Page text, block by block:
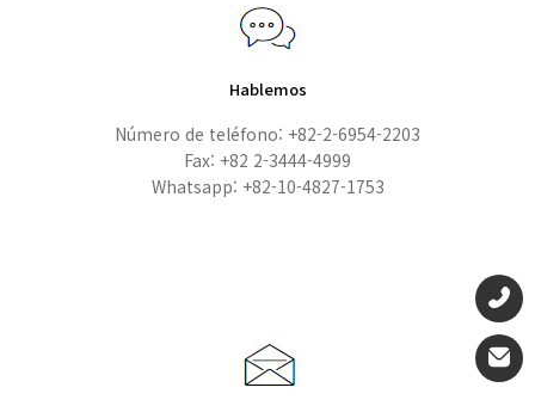
Hablemos
Número de teléfono: +82-2-6954-2203
Fax: +82 2-3444-4999
Whatsapp: +82-10-4827-1753